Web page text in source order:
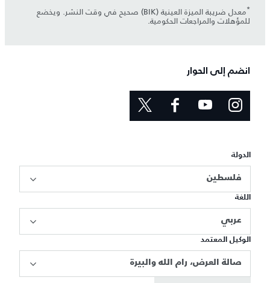
* معدل ضريبة الميزة العينية (BIK) صحيح في وقت النشر. ويخضع
للمؤهلات والمراجعات الحكومية.
انضم إلى الحوار
الدولة
فلسطين
اللغة
عربي
الوكيل المعتمد
صالة العرض، رام الله والبيرة